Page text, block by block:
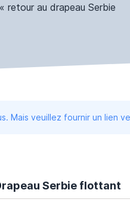
« retour au drapeau Serbie
Mais veuillez fournir un lien
Serbie flottant